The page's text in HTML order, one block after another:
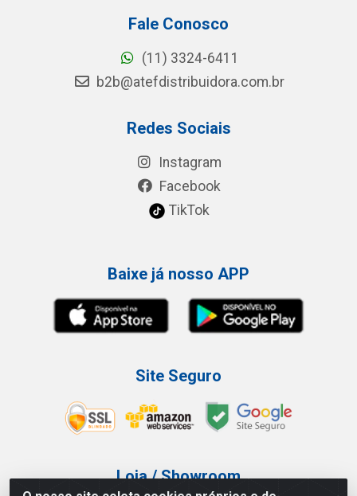
Fale Conosco
(11) 3324-6411
b2b@atefdistribuidora.com.br
Redes Sociais
Instagram
Facebook
TikTok
Baixe já nosso APP
Site Seguro
Loja / Showroom